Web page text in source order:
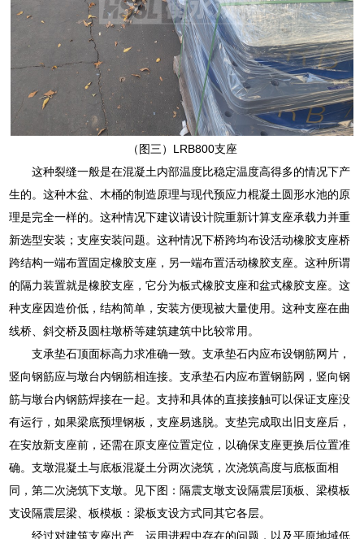
（图三）LRB800支座
这种裂缝一般是在混凝土内部温度比稳定温度高得多的情况下产
生的。这种木盆、木桶的制造原理与现代预应力棍凝土圆形水池的原
理是完全一样的。这种情况下建议请设计院重新计算支座承载力并重
新选型安装；支座安装问题。这种情况下桥跨均布设活动橡胶支座桥
跨结构一端布置固定橡胶支座，另一端布置活动橡胶支座。这种所谓
的隔力装置就是橡胶支座，它分为板式橡胶支座和盆式橡胶支座。这
种支座因造价低，结构简单，安装方便现被大量使用。这种支座在曲
线桥、斜交桥及圆柱墩桥等建筑建筑中比较常用。
支承垫石顶面标高力求准确一致。支承垫石内应布设钢筋网片，
竖向钢筋应与墩台内钢筋相连接。支承垫石内应布置钢筋网，竖向钢
筋与墩台内钢筋焊接在一起。支持和具体的直接接触可以保证支座没
有运行，如果梁底预埋钢板，支座易逃脱。支垫完成取出旧支座后，
在安放新支座前，还需在原支座位置定位，以确保支座更换后位置准
确。支墩混凝土与底板混凝土分两次浇筑，次浇筑高度与底板面相
同，第二次浇筑下支墩。见下图：隔震支墩支设隔震层顶板、梁模板
支设隔震层梁、板模板：梁板支设方式同其它各层。
经过对建筑支座出产、运用进程中存在的问题，以及平原地域低